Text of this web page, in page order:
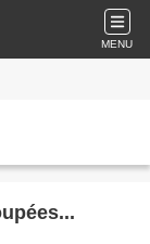
MENU